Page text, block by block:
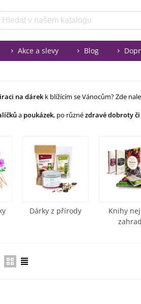
Akce a slevy Blog
na dárekk blížícím se Vánocům? Zde
a poukázek, po různézdravé dobroty či
Dárky z přírody
Knihy